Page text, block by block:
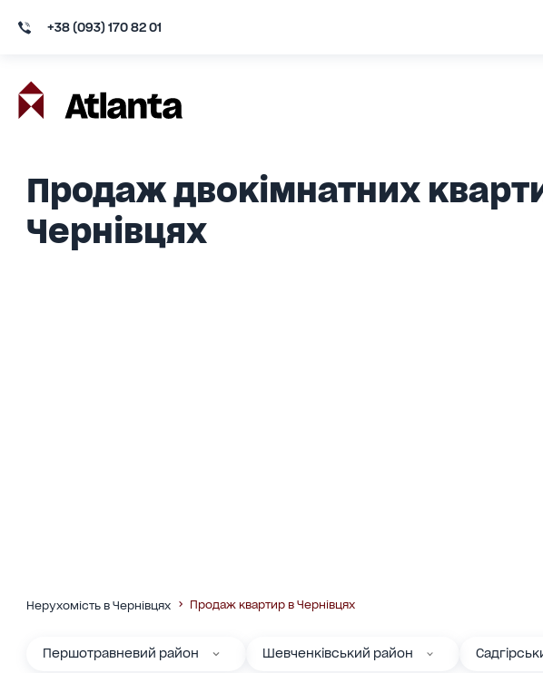
+38 (093) 170 82 01
Продаж двокімнатних
Чернівцях
Нерухомість в Чернівцях Продаж квартир в Чернівцях
Першотравневий район Шевченківський район